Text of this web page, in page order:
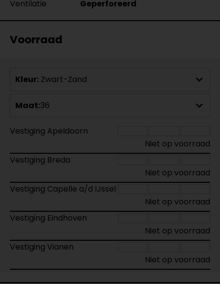
Ventilatie
Geperforeerd
Voorraad
Kleur: Zwart-Zand
Maat:36
Vestiging Apeldoorn
Niet op voorraad
Vestiging Breda
Niet op voorraad
Vestiging Capelle a/d IJssel
Niet op voorraad
Vestiging Eindhoven
Niet op voorraad
Vestiging Vianen
Niet op voorraad